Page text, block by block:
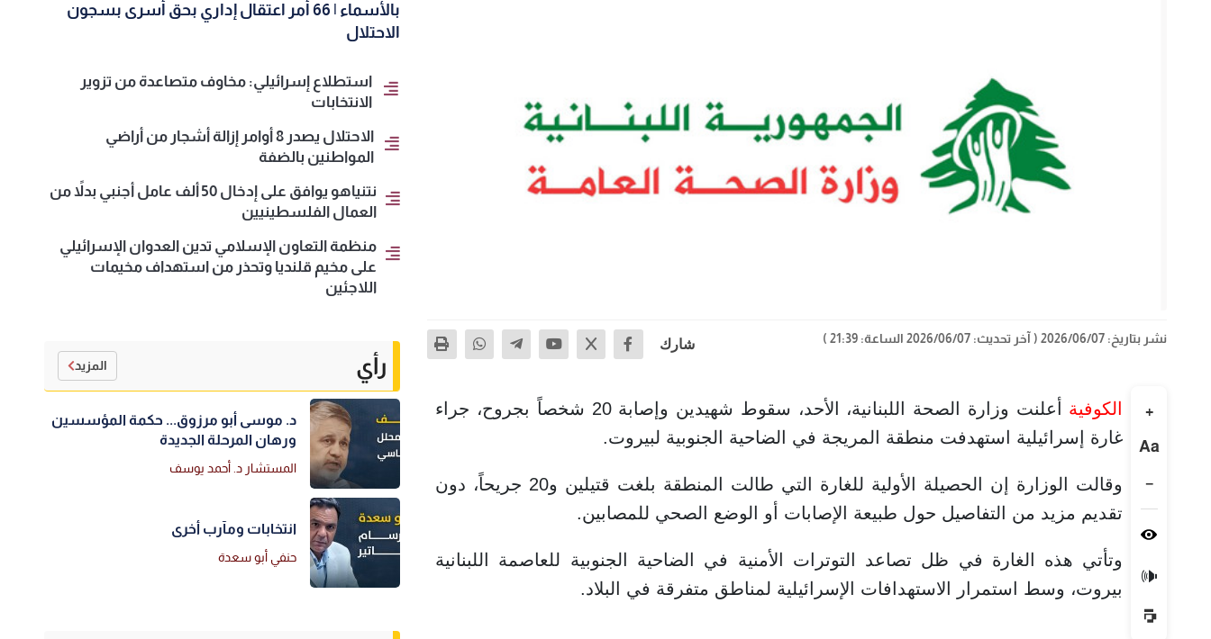
نشر بتاريخ: 2026/06/07 ( آخر تحديث: 2026/06/07 الساعة: 21:39 ) شارك
+
Aa
−
🔊
الكوفية
أعلنت وزارة الصحة اللبنانية، الأحد، سقوط شهيدين وإصابة 20 شخصاً بجروح، جراء
غارة إسرائيلية استهدفت منطقة المريجة في الضاحية الجنوبية لبيروت.
وقالت الوزارة إن الحصيلة الأولية للغارة التي طالت المنطقة بلغت قتيلين و20 جريحاً، دون
تقديم مزيد من التفاصيل حول طبيعة الإصابات أو الوضع الصحي للمصابين.
وتأتي هذه الغارة في ظل تصاعد التوترات الأمنية في الضاحية الجنوبية للعاصمة اللبنانية
بيروت، وسط استمرار الاستهدافات الإسرائيلية لمناطق متفرقة في البلاد.
بالأسماء | 66 أمر اعتقال إداري بحق أسرى بسجون
الاحتلال
استطلاع إسرائيلي: مخاوف متصاعدة من تزوير
الانتخابات
الاحتلال يصدر 8 أوامر إزالة أشجار من أراضي
المواطنين بالضفة
نتنياهو يوافق على إدخال 50 ألف عامل أجنبي بدلاً من
العمال الفلسطينيين
منظمة التعاون الإسلامي تدين العدوان الإسرائيلي
على مخيم قلنديا وتحذر من استهداف مخيمات
اللاجئين
رأي المزيد
د. موسى أبو مرزوق... حكمة المؤسسين
ورهان المرحلة الجديدة
المستشار د. أحمد يوسف
انتخابات ومآرب أخرى
حنفي أبو سعدة